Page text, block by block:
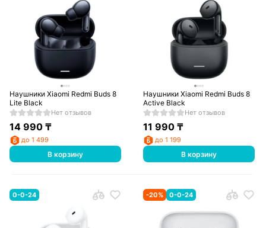
Наушники Xiaomi Redmi Buds 8
Lite Black
Нет отзывов
14 990₸
до 1 499
В корзину
Наушники Xiaomi Redmi Buds 8
Active Black
Нет отзывов
11 990 ₸
до 1 199
В корзину
0-0-24 -20% 0-0-24